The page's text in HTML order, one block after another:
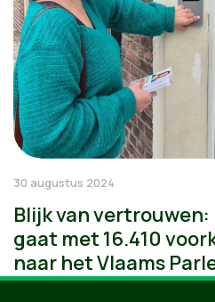
30 augustus 2024
Blijk van vertrouwen:
gaat met 16.410
naar het Vlaams